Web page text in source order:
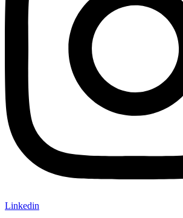
Linkedin